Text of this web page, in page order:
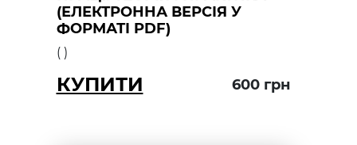
(ЕЛЕКТРОННА ВЕРСІЯ У
ФОРМАТІ PDF)
( )
КУПИТИ 600грн